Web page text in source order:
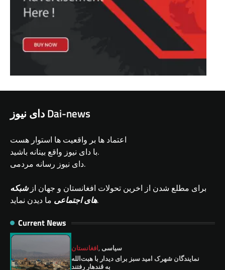
دای نیوز Dai-news
اعتماد ها بر واقعیت ها استوار هست
با دای نیوز واقع بینانه باشید.
دای نیوز رسانه مردمی.
برای مطلع شدن از اخرین تحولات افغانستان و جهان ازشبکه
های اجتماعیما دیدن نماید.
Current News
افغانستان, سیاسی
نمايندگان شهرک امید سبز برای دیدار با هبت‌الله
به قندهار رفتند